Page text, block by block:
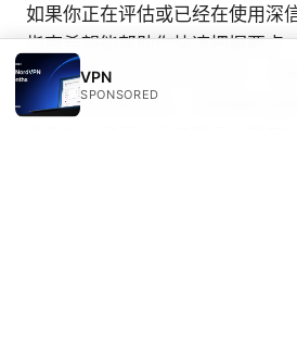
如果你正在评估或已经在使用深
指南希望能帮助你快速把握要点
升上线速度和后续运维效率。若
节、具体参数表格、配置模板或
VPN
SPONSORED